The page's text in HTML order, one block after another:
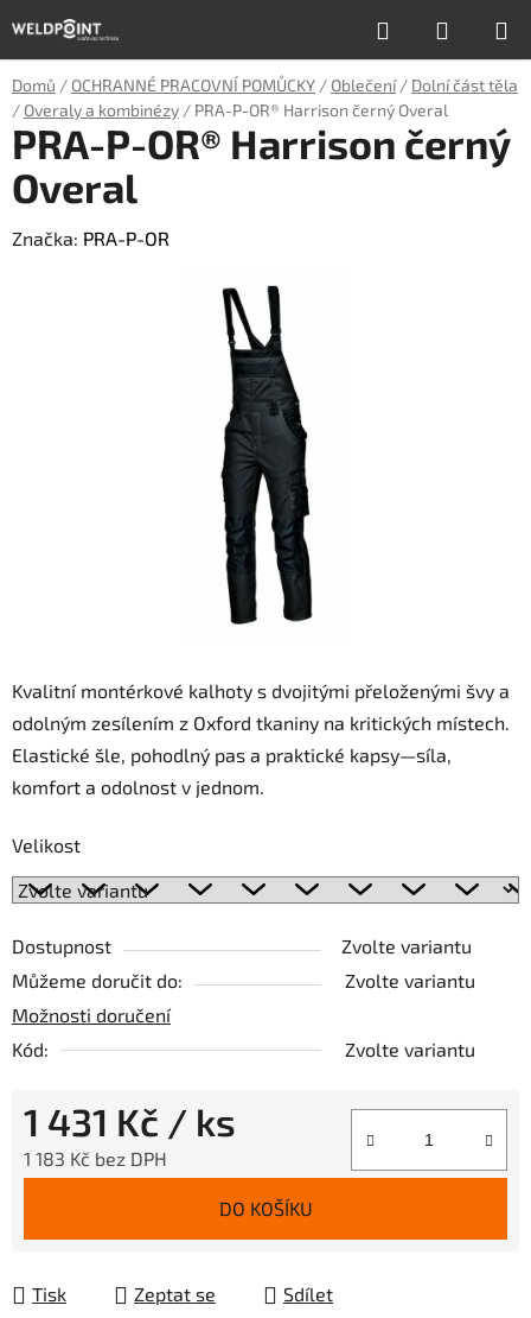
na
obsah
Hledat
KOŠÍK
Domů / OCHRANNÉ PRACOVNÍ POMŮCKY / Oblečení / Dolní část těla
/ Overaly a kombinézy / PRA-P-OR® Harrison černý Overal
Kvalitní montérkové kalhoty s dvojitými přeloženými švy a
odolným zesílením z Oxford tkaniny na kritických místech.
Elastické šle, pohodlný pas a praktické kapsy—síla,
komfort a odolnost v jednom.
Velikost
Dostupnost
Zvolte variantu
Můžeme doručit do:
Zvolte variantu
Možnosti doručení
Kód:
Zvolte variantu
1 431 Kč / ks
1 183 Kč bez DPH
DO KOŠÍKU
Tisk Zeptat se Sdílet
PRA-P-OR® Harrison černý
Overal
Značka: PRA-P-OR